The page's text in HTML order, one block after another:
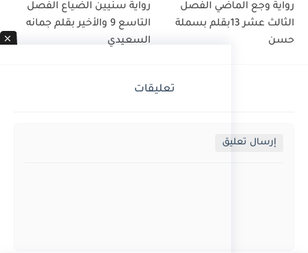
رواية وجع الماضي الفصل
الثالث عشر 13بقلم بسملة
حسن
رواية سنيين الضياع الفصل
التاسع 9 والأخير بقلم جمانه
السعيدي
تعليقات
إرسال تعليق